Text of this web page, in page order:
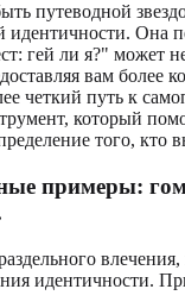
путеводной
идентичности. Она
гей ли я?" может
вам более
четкий путь к
который
того, кто
примеры:
идентичности.